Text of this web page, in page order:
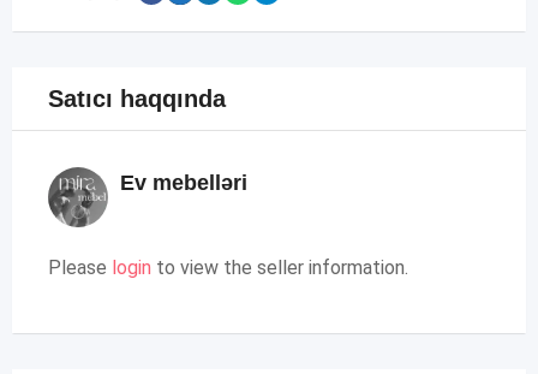
Satıcı haqqında
Ev mebelləri
Please login to view the seller information.